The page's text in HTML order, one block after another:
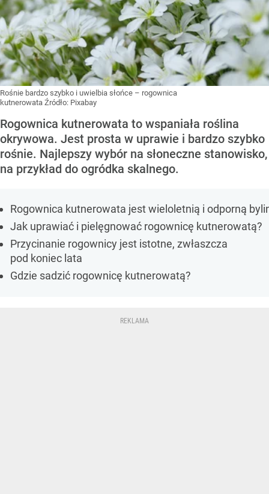
Rośnie bardzo szybko i uwielbia słońce – rogownica
kutnerowata Źródło: Pixabay
Rogownica kutnerowata to wspaniała roślina
okrywowa. Jest prosta w uprawie i bardzo szybko
rośnie. Najlepszy wybór na słoneczne stanowisko,
na przykład do ogródka skalnego.
Rogownica kutnerowata jest wieloletnią i odporną
Jak uprawiać i pielęgnować rogownicę kutnerowatą?
Przycinanie rogownicy jest istotne, zwłaszcza
pod koniec lata
Gdzie sadzić rogownicę kutnerowatą?